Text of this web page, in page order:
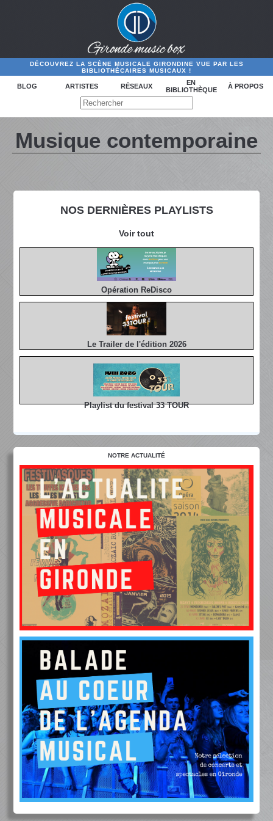
DÉCOUVREZ LA SCÈNE MUSICALE GIRONDINE VUE PAR LES
BIBLIOTHÉCAIRES MUSICAUX !
BLOG ARTISTES RÉSEAUX
EN
BIBLIOTHÈQUE
À PROPOS
NOS DERNIÈRES PLAYLISTS
Voir tout
Opération ReDisco
Le Trailer de l'édition 2026
Playlist du festival 33 TOUR
Musique contemporaine
NOTRE ACTUALITÉ